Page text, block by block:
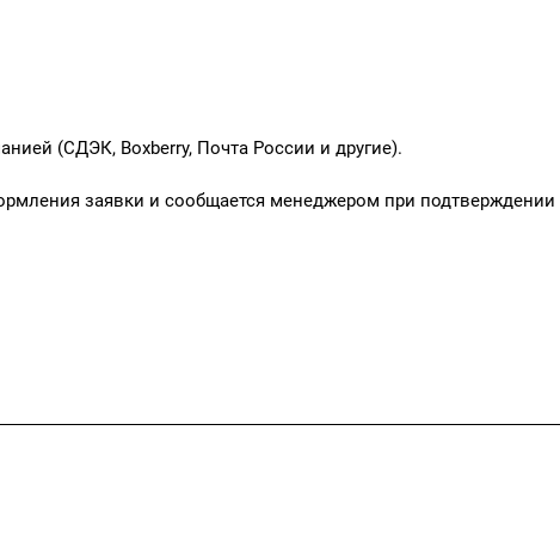
(СДЭК, Boxberry, Почта России и другие).
заявки и сообщается менеджером при подтверждении